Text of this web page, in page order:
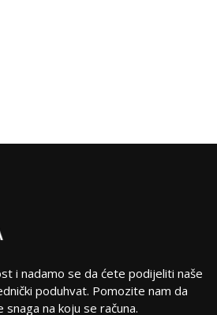
i nadamo se da ćete podijeliti naše
poduhvat. Pomozite nam da
na koju se računa.